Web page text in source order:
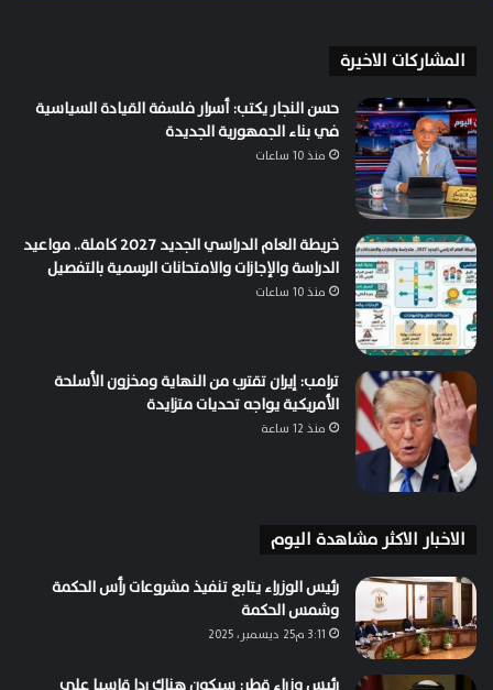
المشاركات الاخيرة
حسن النجار يكتب: أسرار فلسفة القيادة السياسية
في بناء الجمهورية الجديدة
منذ 10 ساعات
خريطة العام الدراسي الجديد 2027 كاملة.. مواعيد
الدراسة والإجازات والامتحانات الرسمية بالتفصيل
منذ 10 ساعات
ترامب: إيران تقترب من النهاية ومخزون الأسلحة
الأمريكية يواجه تحديات متزايدة
منذ 12 ساعة
الاخبار الاكثر مشاهدة اليوم
رئيس الوزراء يتابع تنفيذ مشروعات رأس الحكمة
وشمس الحكمة
3:11 م25 ديسمبر، 2025